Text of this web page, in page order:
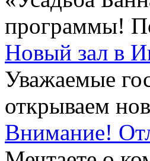
программы!
Новый зал в
Уважаемые
открываем
Внимание!